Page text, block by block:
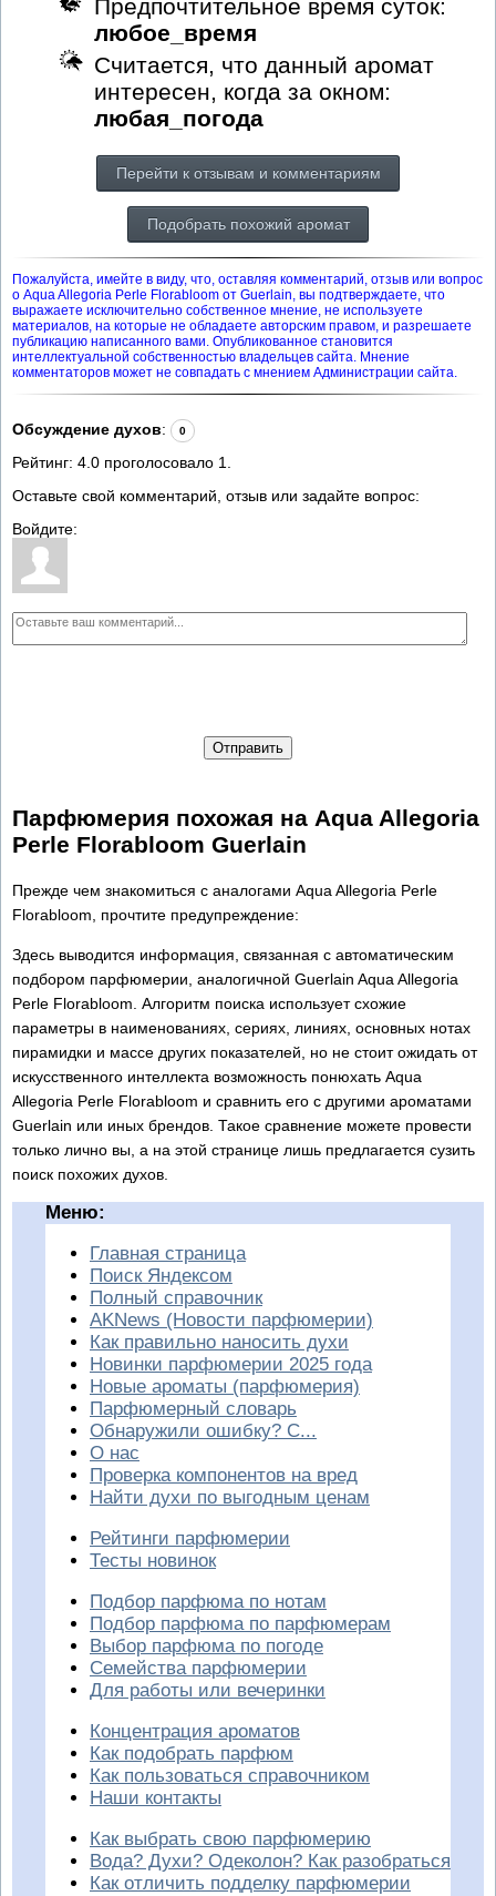
Предпочтительное время суток:
любое_время
Считается, что данный аромат
интересен, когда за окном:
любая_погода
Перейти к отзывам и комментариям
Подобрать похожий аромат
Пожалуйста, имейте в виду, что, оставляя комментарий, отзыв или вопрос
о Aqua Allegoria Perle Florabloom от Guerlain, вы подтверждаете, что
выражаете исключительно собственное мнение, не используете
материалов, на которые не обладаете авторским правом, и разрешаете
публикацию написанного вами. Опубликованное становится
интеллектуальной собственностью владельцев сайта. Мнение
комментаторов может не совпадать с мнением Администрации сайта.
Обсуждение духов: 0
Рейтинг: 4.0 проголосовало 1
Оставьте свой комментарий, отзыв или задайте вопрос:
Войдите:
Отправить
Парфюмерия похожая на Aqua Allegoria
Perle Florabloom Guerlain
Прежде чем знакомиться с аналогами Aqua Allegoria Perle
Florabloom, прочтите предупреждение:
Здесь выводится информация, связанная с автоматическим
подбором парфюмерии, аналогичной Guerlain Aqua Allegoria
Perle Florabloom. Алгоритм поиска использует схожие
параметры в наименованиях, сериях, линиях, основных нотах
пирамидки и массе других показателей, но не стоит ожидать от
искусственного интеллекта возможность понюхать Aqua
Allegoria Perle Florabloom и сравнить его с другими ароматами
Guerlain или иных брендов. Такое сравнение можете провести
только лично вы, а на этой странице лишь предлагается сузить
поиск похожих духов.
Меню:
Главная страница
Поиск Яндексом
Полный справочник
AKNews (Новости парфюмерии)
Как правильно наносить духи
Новинки парфюмерии 2025 года
Новые ароматы (парфюмерия)
Парфюмерный словарь
Обнаружили ошибку? С...
О нас
Проверка компонентов на вред
Найти духи по выгодным ценам
Рейтинги парфюмерии
Тесты новинок
Подбор парфюма по нотам
Подбор парфюма по парфюмерам
Выбор парфюма по погоде
Семейства парфюмерии
Для работы или вечеринки
Концентрация ароматов
Как подобрать парфюм
Как пользоваться справочником
Наши контакты
Как выбрать свою парфюмерию
Вода? Духи? Одеколон? Как разобраться
Как отличить подделку парфюмерии